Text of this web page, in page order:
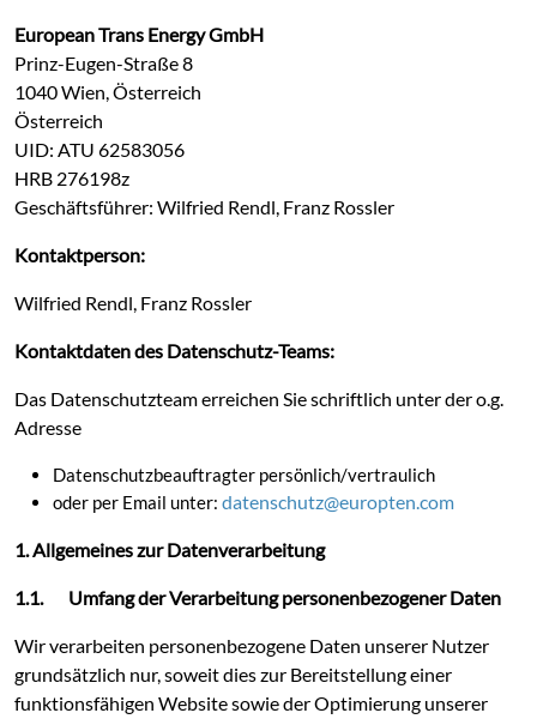
European Trans Energy GmbH
Prinz-Eugen-Straße 8
1040 Wien, Österreich
Österreich
UID: ATU 62583056
HRB 276198z
Geschäftsführer: Wilfried Rendl, Franz Rossler
Kontaktperson:
Wilfried Rendl, Franz Rossler
Kontaktdaten des Datenschutz-Teams:
Das Datenschutzteam erreichen Sie schriftlich unter der o.g.
Adresse
Datenschutzbeauftragter persönlich/vertraulich
oder per Email unter: datenschutz@europten.com
1. Allgemeines zur Datenverarbeitung
1.1. Umfang der Verarbeitung personenbezogener Daten
Wir verarbeiten personenbezogene Daten unserer Nutzer
grundsätzlich nur, soweit dies zur Bereitstellung einer
funktionsfähigen Website sowie der Optimierung unserer